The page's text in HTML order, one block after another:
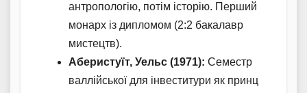
антропологію, потім історію. Перший
монарх із дипломом (2:2 бакалавр
мистецтв).
Аберистуїт, Уельс (1971): Семестр
валлійської для інвеститури як принц